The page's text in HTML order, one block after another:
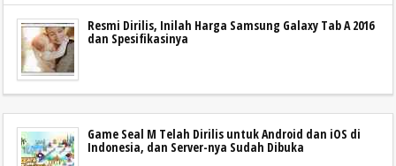
Resmi Dirilis, Inilah Harga Samsung Galaxy Tab A 2016
dan Spesifikasinya
Game Seal M Telah Dirilis untuk Android dan iOS di
Indonesia, dan Server-nya Sudah Dibuka